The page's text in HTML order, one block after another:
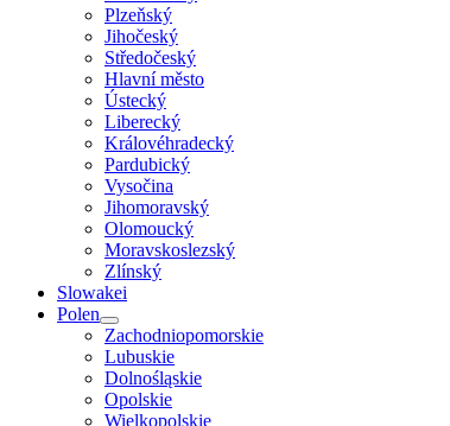
Plzeňský
Jihočeský
Středočeský
Hlavní město
Ústecký
Liberecký
Královéhradecký
Pardubický
Vysočina
Jihomoravský
Olomoucký
Moravskoslezský
Zlínský
Slowakei
Polen
Zachodniopomorskie
Lubuskie
Dolnośląskie
Opolskie
Wielkopolskie